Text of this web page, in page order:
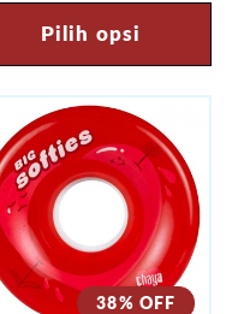
Pilih opsi
38% OFF